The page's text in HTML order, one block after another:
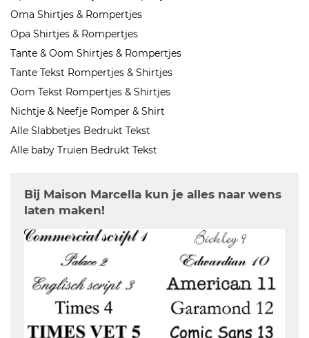
Oma Shirtjes & Rompertjes
Opa Shirtjes & Rompertjes
Tante & Oom Shirtjes & Rompertjes
Tante Tekst Rompertjes & Shirtjes
Oom Tekst Rompertjes & Shirtjes
Nichtje & Neefje Romper & Shirt
Alle Slabbetjes Bedrukt Tekst
Alle baby Truien Bedrukt Tekst
Bij Maison Marcella kun je alles naar wens
laten maken!